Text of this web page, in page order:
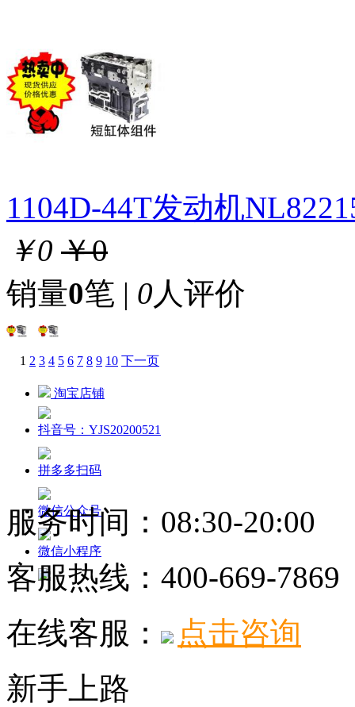
1104D-44T发动机
￥0 ￥0
销量0笔 | 0人评价
1 2 3 4 5 6 7 8 9 10 下一页
淘宝店铺
抖音号：YJS20200521
拼多多扫码
微信公众号
微信小程序
服务时间：08:30-20:00
客服热线： 400-669-7869
在线客服：
点击咨询
新手上路